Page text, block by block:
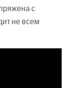
с
не всем